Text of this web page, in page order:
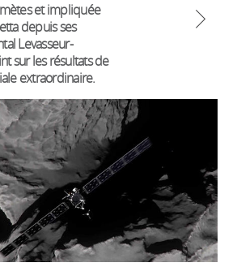
et impliquée
depuis ses
Levasseur-
sur les résultats de
extraordinaire.